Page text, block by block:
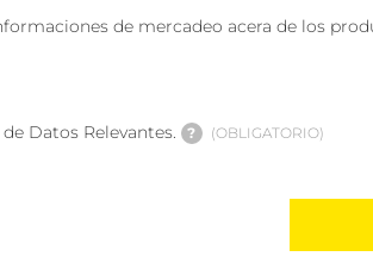
de mercadeo acera de los
Datos Relevantes. ? OBLIGATORIO